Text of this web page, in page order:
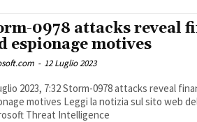
0978 attacks reveal
espionage motives
- 12 Luglio 2023
Storm-0978 attacks reveal financial and
Leggi la notizia sul sito web dell' Autore Autore
Threat Intelligence